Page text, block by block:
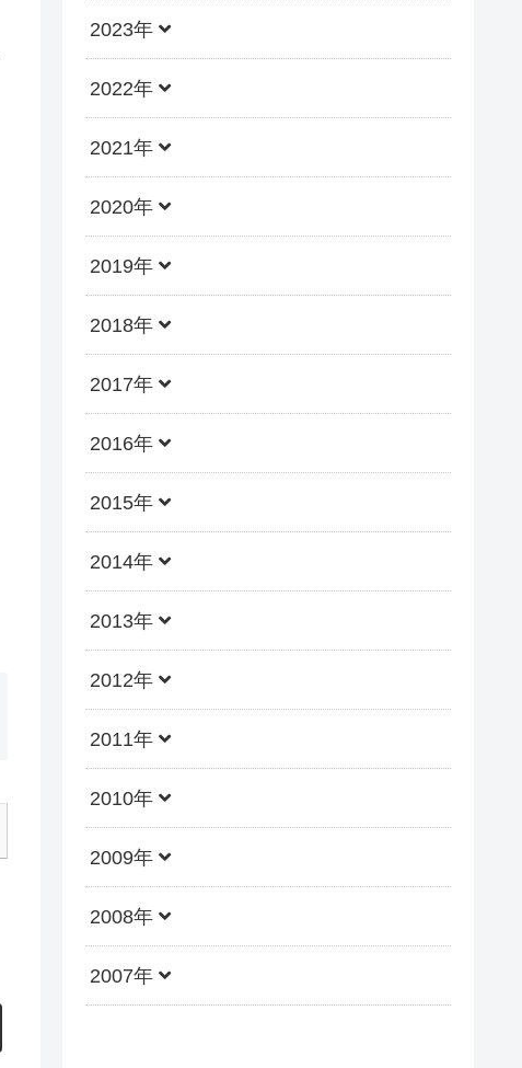
2023年
2022年
2021年
2020年
2019年
2018年
2017年
2016年
2015年
2014年
2013年
2012年
2011年
2010年
2009年
2008年
2007年